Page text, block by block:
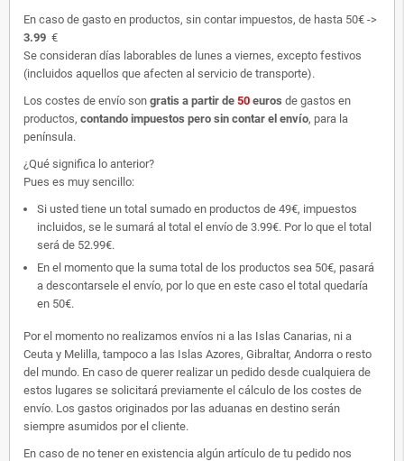
En caso de gasto en productos, sin contar impuestos, de hasta 50€ ->
3.99 €
Se consideran días laborables de lunes a viernes, excepto festivos
(incluidos aquellos que afecten al servicio de transporte).
Los costes de envío son gratis a partir de 50 euros de gastos en
productos, contando impuestos pero sin contar el envío, para la
península.
¿Qué significa lo anterior?
Pues es muy sencillo:
Si usted tiene un total sumado en productos de 49€, impuestos
incluidos, se le sumará al total el envío de 3.99€. Por lo que el total
será de 52.99€.
En el momento que la suma total de los productos sea 50€, pasará
a descontarsele el envío, por lo que en este caso el total quedaría
en 50€.
Por el momento no realizamos envíos ni a las Islas Canarias, ni a
Ceuta y Melilla, tampoco a las Islas Azores, Gibraltar, Andorra o resto
del mundo. En caso de querer realizar un pedido desde cualquiera de
estos lugares se solicitará previamente el cálculo de los costes de
envío. Los gastos originados por las aduanas en destino serán
siempre asumidos por el cliente.
En caso de no tener en existencia algún artículo de tu pedido nos